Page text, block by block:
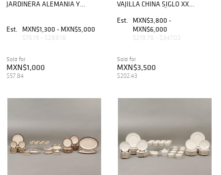
JARDINERA ALEMANIA Y
blanca Sellados
Hutschenreuther y Limoges
Deco...
Est. MXN$1,300 - MXN$5,000
$75.19 - $289.18
Sold for
MXN$1,000
$57.84
VAJILLA CHINA SIGLO XX
policromada Sellada con
sinogramas DecoraciÃ³n
orgÃ¡nica so...
Est.
MXN$3,800 -
MXN$6,000
$219.78 - $347.02
Sold for
MXN$3,500
$202.43